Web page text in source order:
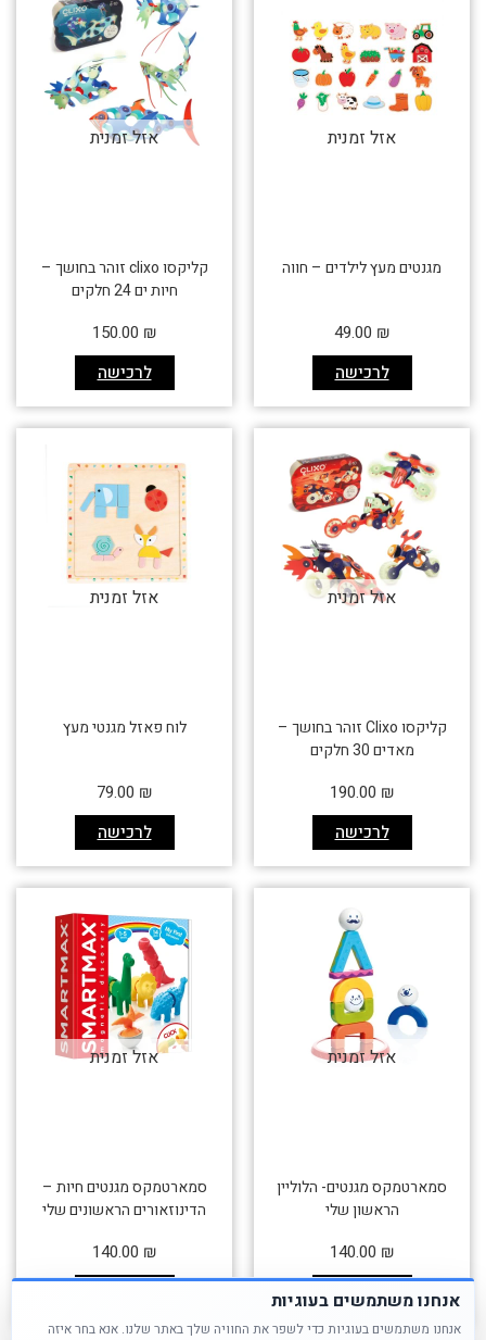
אזל זמנית
מגנטים מעץ לילדים – חווה
לרכישה
49.00 ₪
אזל זמנית
קליקסו clixo זוהר בחושך –
חיות ים 24 חלקים
לרכישה
150.00 ₪
אזל זמנית
קליקסו Clixo זוהר בחושך –
מאדים 30 חלקים
לרכישה
190.00 ₪
אזל זמנית
לוח פאזל מגנטי מעץ
לרכישה
79.00 ₪
אזל זמנית
סמארטמקס מגנטים- הלוליין
הראשון שלי
לרכישה
140.00 ₪
אזל זמנית
סמארטמקס מגנטים חיות –
הדינוזאורים הראשונים שלי
140.00 ₪
אנחנו משתמשים בעוגיות
אנחנו משתמשים בעוגיות כדי לשפר את החוויה שלך באתר שלנו. אנא בחר איזה